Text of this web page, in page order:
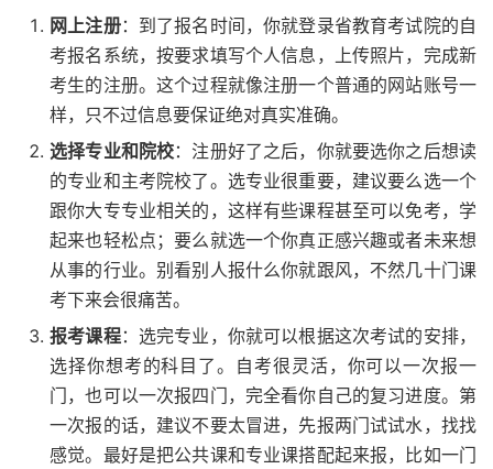
网上注册：到了报名时间，你就登录省教育考试院的自
考报名系统，按要求填写个人信息，上传照片，完成新
考生的注册。这个过程就像注册一个普通的网站账号一
样，只不过信息要保证绝对真实准确。
选择专业和院校：注册好了之后，你就要选你之后想读
的专业和主考院校了。选专业很重要，建议要么选一个
跟你大专专业相关的，这样有些课程甚至可以免考，学
起来也轻松点；要么就选一个你真正感兴趣或者未来想
从事的行业。别看别人报什么你就跟风，不然几十门课
考下来会很痛苦。
报考课程：选完专业，你就可以根据这次考试的安排，
选择你想考的科目了。自考很灵活，你可以一次报一
门，也可以一次报四门，完全看你自己的复习进度。第
一次报的话，建议不要太冒进，先报两门试试水，找找
感觉。最好是把公共课和专业课搭配起来报，比如一门